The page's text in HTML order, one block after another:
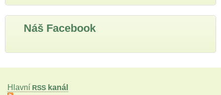
Náš Facebook
Hlavní RSS kanál